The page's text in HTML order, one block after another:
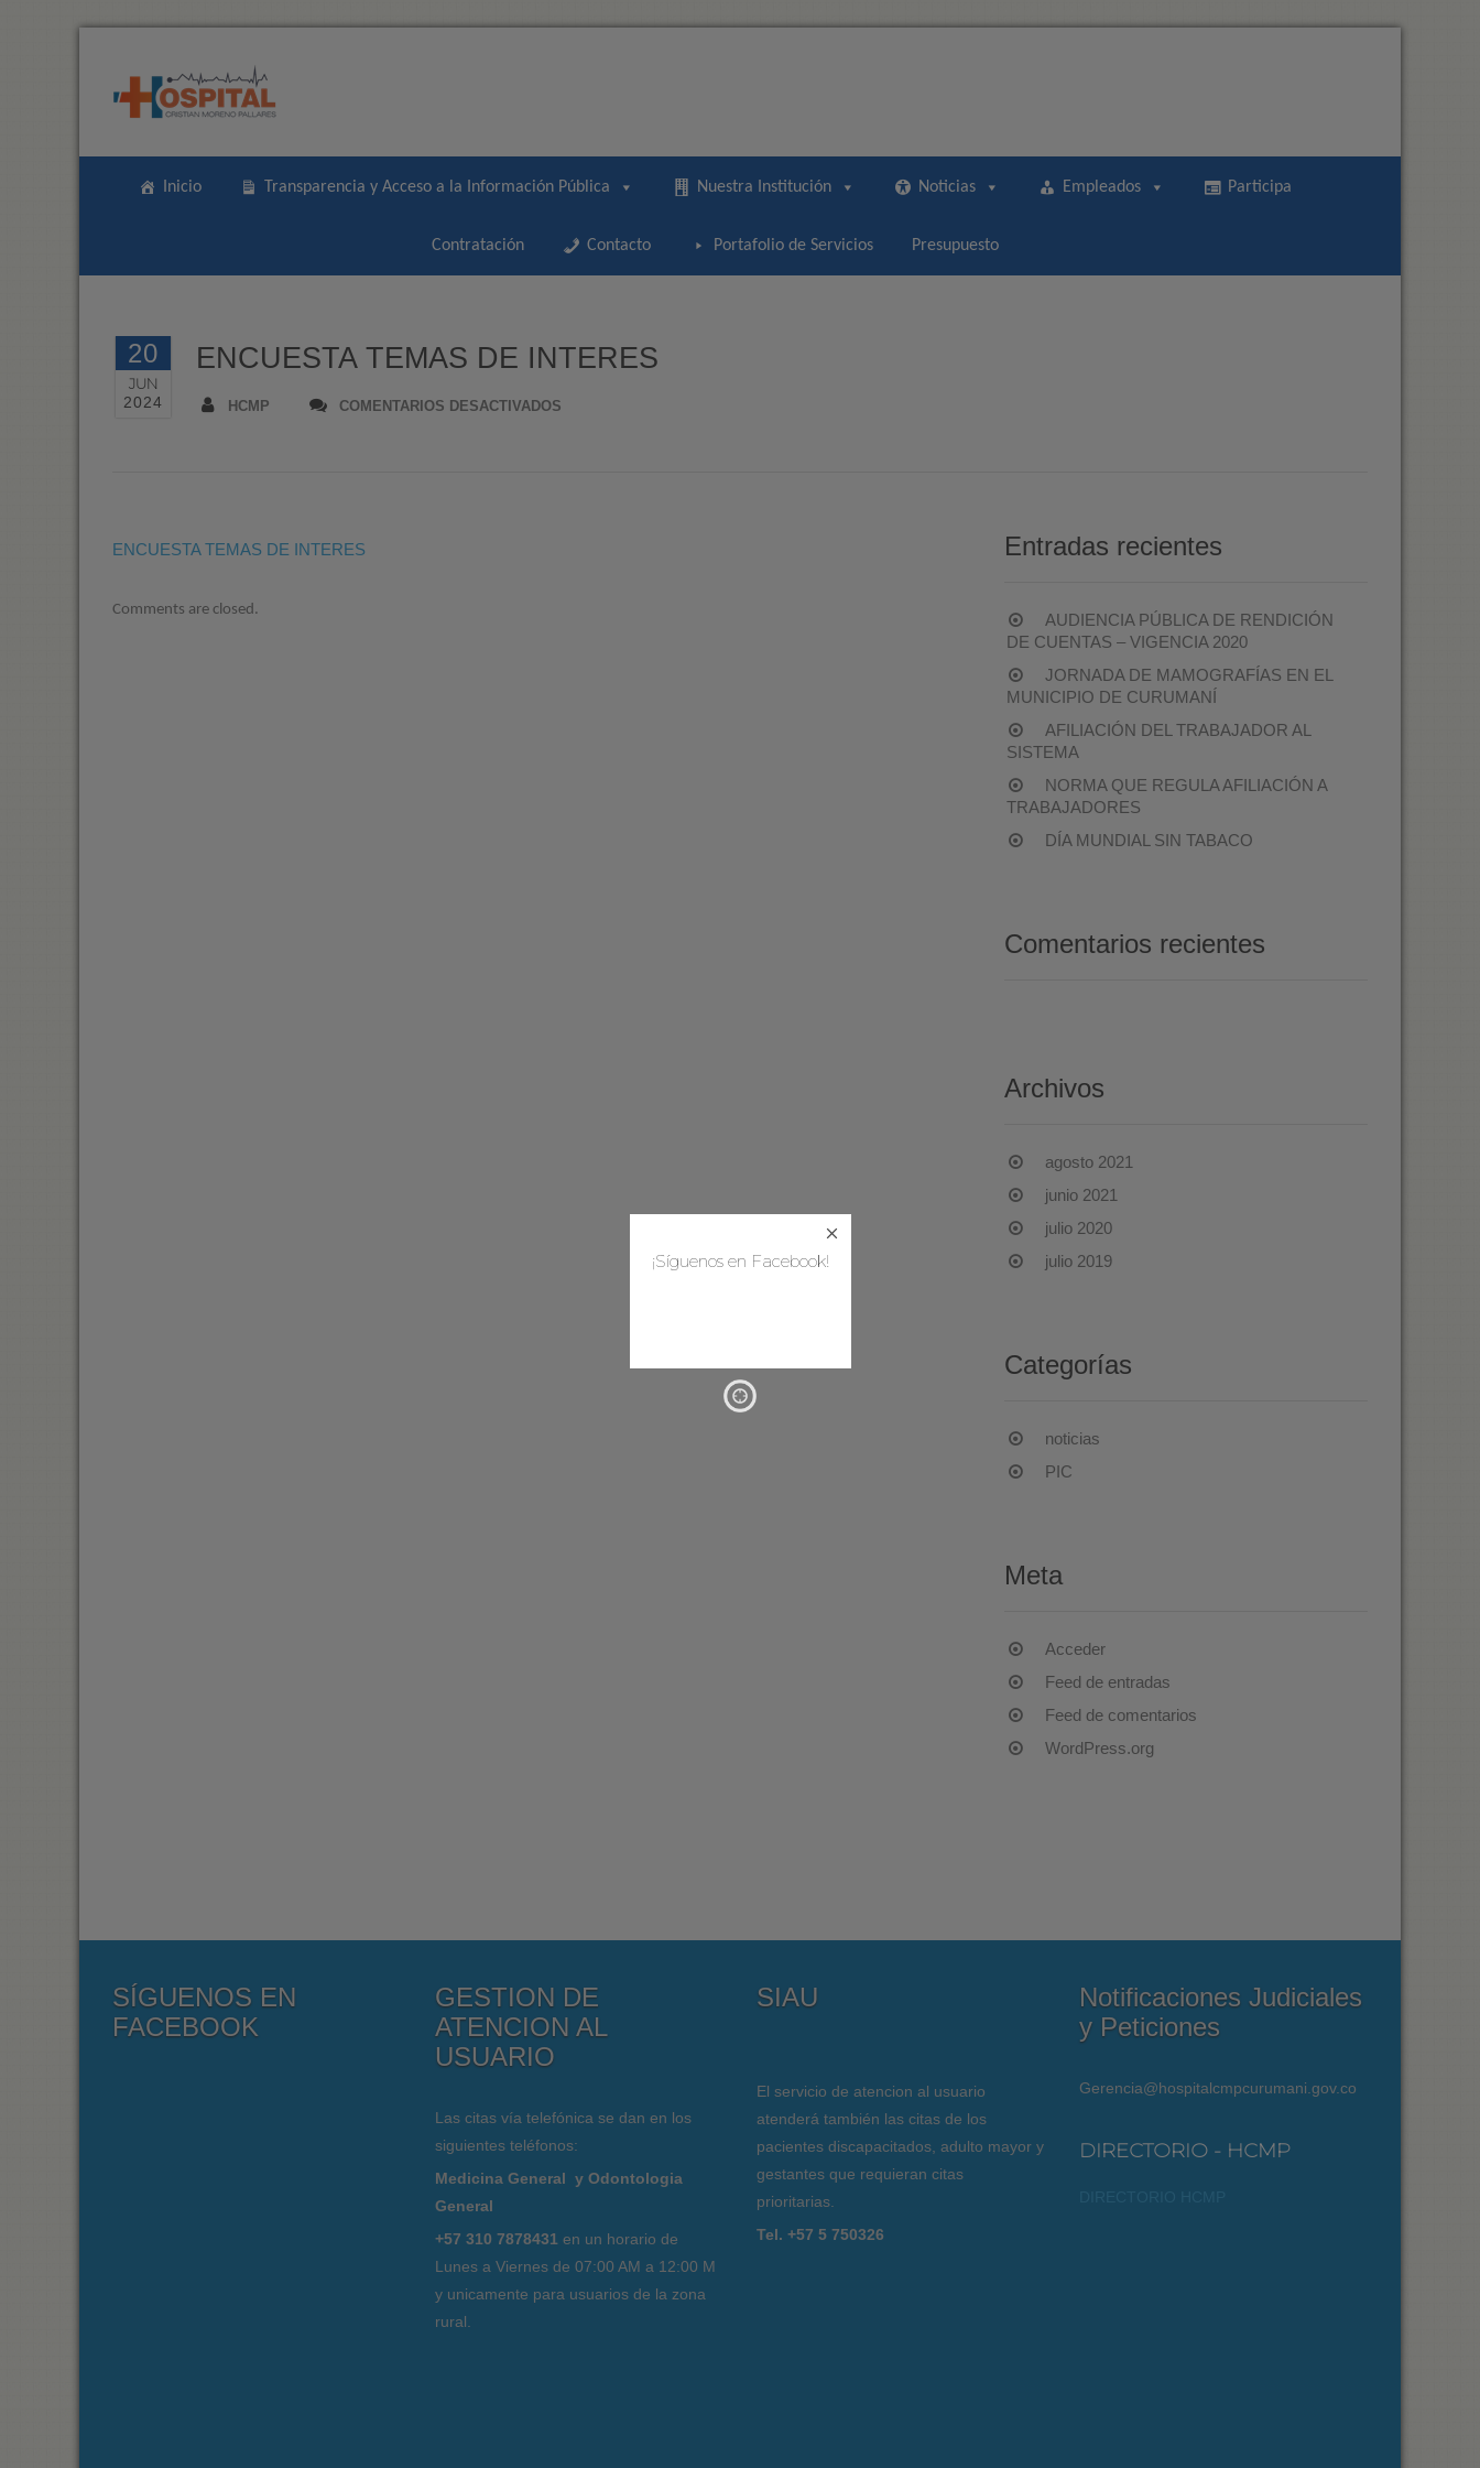
Inicio Transparencia y Acceso a la Información Pública Nuestra Institución Noticias Empleados Participa
Contratación Contacto Portafolio de Servicios Presupuesto
20
JUN
2024
ENCUESTA TEMAS DE INTERES
HCMP COMENTARIOS DESACTIVADOS
ENCUESTA TEMAS DE INTERES
Comments are closed.
Entradas recientes
AUDIENCIA PÚBLICA DE RENDICIÓN
DE CUENTAS – VIGENCIA 2020
JORNADA DE MAMOGRAFÍAS EN EL
MUNICIPIO DE CURUMANÍ
AFILIACIÓN DEL TRABAJADOR AL
SISTEMA
NORMA QUE REGULA AFILIACIÓN A
TRABAJADORES
DÍA MUNDIAL SIN TABACO
Comentarios recientes
Archivos
agosto 2021
junio 2021
julio 2020
julio 2019
Categorías
noticias
PIC
Meta
Acceder
Feed de entradas
Feed de comentarios
WordPress.org
SÍGUENOS EN
FACEBOOK
GESTION DE
ATENCION AL
USUARIO
Las citas vía telefónica se dan en los
siguientes teléfonos:
Medicina General y Odontologia
General
+57 310 7878431en un horario de
Lunes a Viernes de 07:00 AM a 12:00 M
y unicamente para usuarios de la zona
rural.
SIAU
El servicio de atencion al usuario
atenderá también las citas de los
pacientes discapacitados, adulto mayor y
gestantes que requieran citas
prioritarias.
Tel. +57 5 750326
Notificaciones Judiciales
y Peticiones
Gerencia@hospitalcmpcurumani.gov.co
DIRECTORIO - HCMP
¡Síguenos en Facebook!